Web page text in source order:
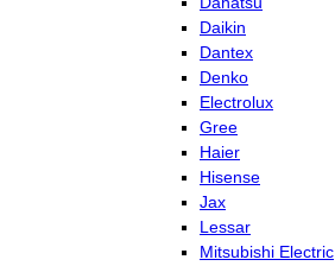
Daikin
Dantex
Denko
Electrolux
Gree
Haier
Hisense
Jax
Lessar
Mitsubishi Electric